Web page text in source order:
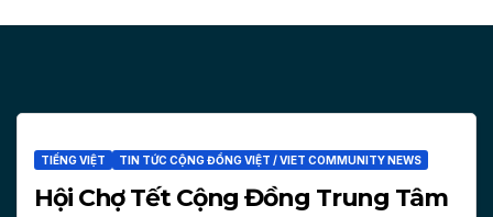
TIẾNG VIỆT TIN TỨC CỘNG ĐỒNG VIỆT / VIET COMMUNITY NEWS
Hội Chợ Tết Cộng Đồng Trung Tâm